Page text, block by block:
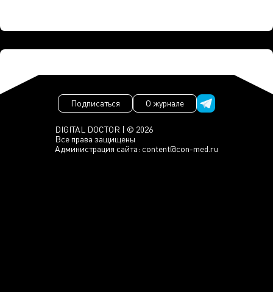
DIGITAL DOCTOR | © 2026
Все права защищены
Администрация сайта: content@con-med.ru
Подписаться О журнале